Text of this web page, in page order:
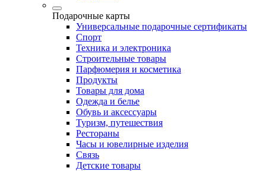
Подарочные карты
Универсальные подарочные сертификаты
Спорт
Техника и электроника
Строительные товары
Парфюмерия и косметика
Продукты
Товары для дома
Одежда и белье
Обувь и аксессуары
Туризм, путешествия
Рестораны
Часы и ювелирные изделия
Связь
Детские товары